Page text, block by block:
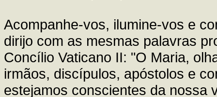
Acompanhe-vos, ilumine-vos e
dirijo com as mesmas palavras
Concílio Vaticano II: "O Maria,
irmãos, discípulos, apóstolos e
estejamos conscientes da nossa